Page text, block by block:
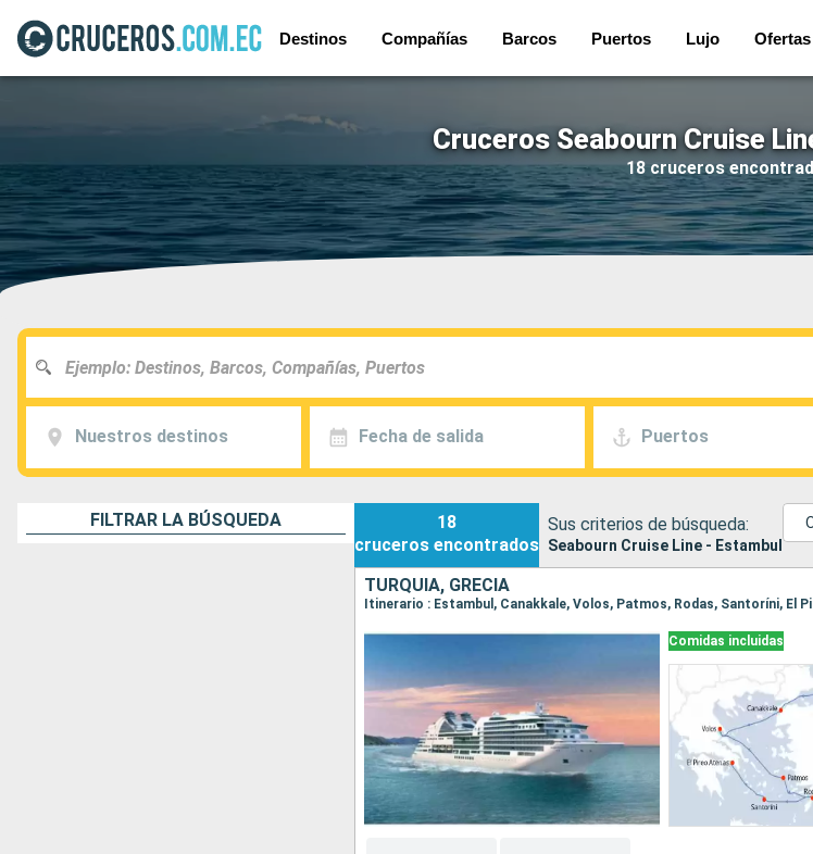
Destinos Compañías Barcos Puertos Lujo Ofertas
Cruceros Seabourn Cruise
18 cruceros
Nuestros destinos Fecha de salida Puertos
FILTRAR LA BÚSQUEDA
18
cruceros encontrados
Sus criterios de búsqueda:
Seabourn Cruise Line - Estambul
TURQUÍA, GRECIA
Itinerario : Estambul, Canakkale, Volos, Patmos, Rodas, Santoríni, El
Comidas incluidas